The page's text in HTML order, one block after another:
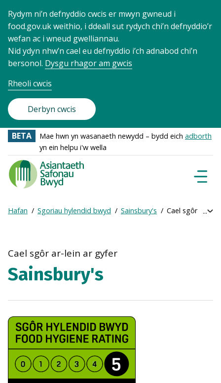
Rydym ni’n defnyddio cwcis er mwyn gwneud i
food.gov.uk weithio, i ddeall sut rydych chi’n defnyddio’r
wefan ac i wneud gwelliannau.
Nid ydyn nhw’n cael eu defnyddio i’ch adnabod chi’n
bersonol. Dysgu rhagor am gwcis
Rheoli cwcis
Derbyn cwcis
BETA Mae hwn yn wasanaeth newydd – bydd eich adborth
yn ein helpu i'w wella
Food
Standards
Agency
Frontpage
Breadcrumb
Hafan Sgoriau hylendid bwyd Sainsbury's Cael sgôr ar-lein
Cael sgôr ar-lein ar gyfer
Sainsbury's